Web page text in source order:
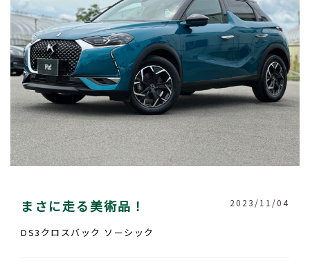
まさに走る美術品！ 2023/11/04
DS3クロスバック ソーシック